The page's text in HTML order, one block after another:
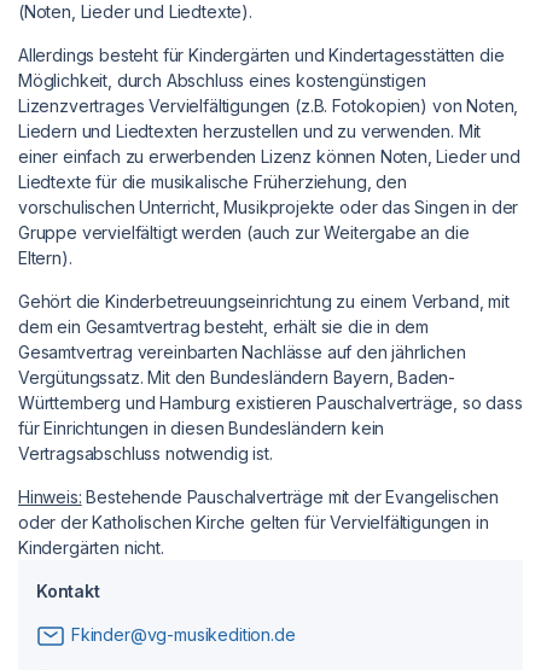
(Noten, Lieder und Liedtexte).
Allerdings besteht für Kindergärten und Kindertagesstätten die
Möglichkeit, durch Abschluss eines kostengünstigen
Lizenzvertrages Vervielfältigungen (z.B. Fotokopien) von Noten,
Liedern und Liedtexten herzustellen und zu verwenden. Mit
einer einfach zu erwerbenden Lizenz können Noten, Lieder und
Liedtexte für die musikalische Früherziehung, den
vorschulischen Unterricht, Musikprojekte oder das Singen in der
Gruppe vervielfältigt werden (auch zur Weitergabe an die
Eltern).
Gehört die Kinderbetreuungseinrichtung zu einem Verband, mit
dem ein Gesamtvertrag besteht, erhält sie die in dem
Gesamtvertrag vereinbarten Nachlässe auf den jährlichen
Vergütungssatz. Mit den Bundesländern Bayern, Baden-
Württemberg und Hamburg existieren Pauschalverträge, so dass
für Einrichtungen in diesen Bundesländern kein
Vertragsabschluss notwendig ist.
Hinweis: Bestehende Pauschalverträge mit der Evangelischen
oder der Katholischen Kirche gelten für Vervielfältigungen in
Kindergärten nicht.
Kontakt
Fkinder@vg-musikedition.de